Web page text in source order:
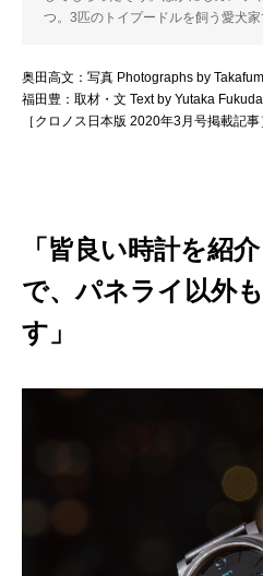
つ。3匹のトイプードルを飼う愛犬家
奥田高文：写真 Photographs by
福田豊：取材・文 Text by Yutaka Fukuda
［クロノス日本版 2020年3月号掲載記事
「皆良い時計を紹
で、パネライ以外
す」